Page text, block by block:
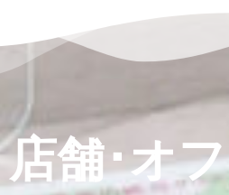
店舗･オ